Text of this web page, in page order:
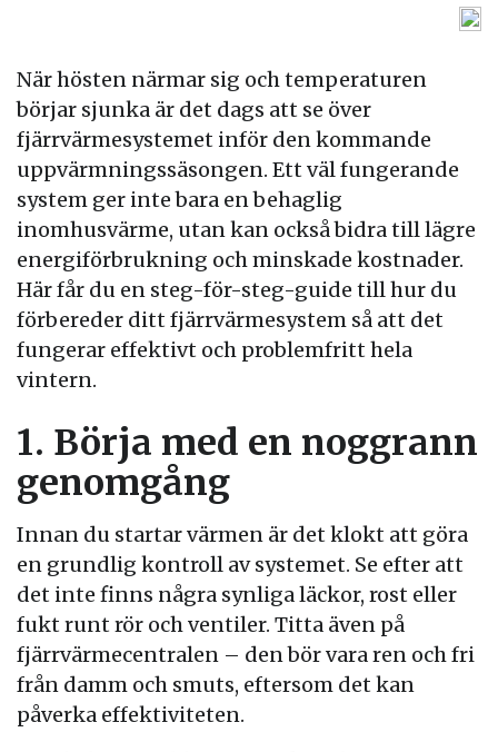
När hösten närmar sig och temperaturen
börjar sjunka är det dags att se över
fjärrvärmesystemet inför den kommande
uppvärmningssäsongen. Ett väl fungerande
system ger inte bara en behaglig
inomhusvärme, utan kan också bidra till lägre
energiförbrukning och minskade kostnader.
Här får du en steg-för-steg-guide till hur du
förbereder ditt fjärrvärmesystem så att det
fungerar effektivt och problemfritt hela
vintern.
1. Börja med en noggrann
genomgång
Innan du startar värmen är det klokt att göra
en grundlig kontroll av systemet. Se efter att
det inte finns några synliga läckor, rost eller
fukt runt rör och ventiler. Titta även på
fjärrvärmecentralen – den bör vara ren och fri
från damm och smuts, eftersom det kan
påverka effektiviteten.